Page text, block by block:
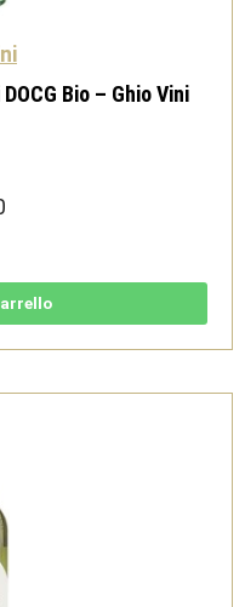
Bio – Ghio Vini